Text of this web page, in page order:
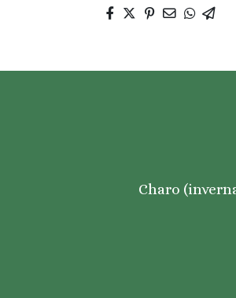
Charo